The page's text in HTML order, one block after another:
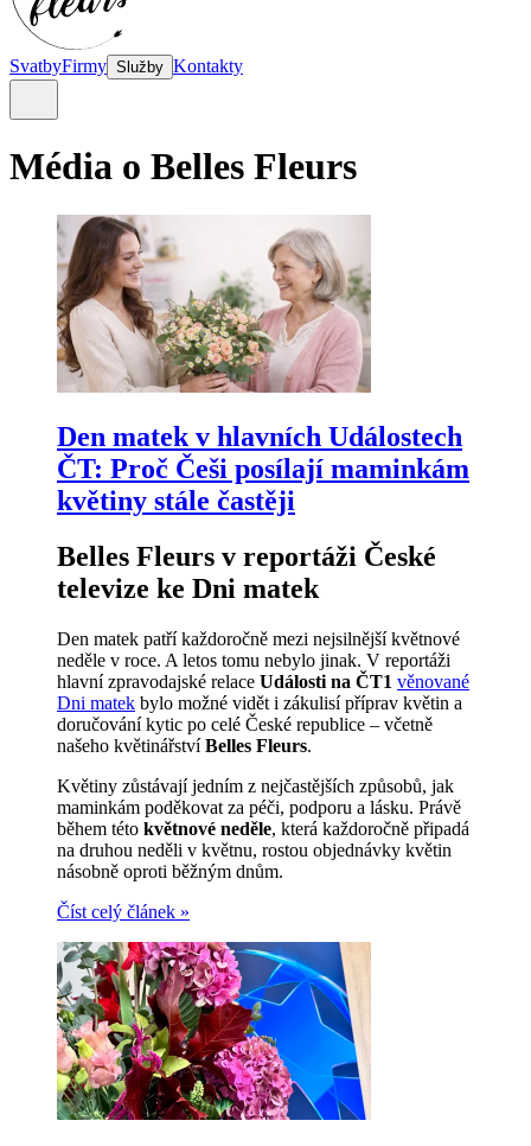
SvatbyFirmy Služby Kontakty
Média o Belles Fleurs
Den matek v hlavních Událostech
ČT: Proč Češi posílají maminkám
květiny stále častěji
Belles Fleurs v reportáži České
televize ke Dni matek
Den matek patří každoročně mezi nejsilnější květnové
neděle v roce. A letos tomu nebylo jinak. V reportáži
hlavní zpravodajské relace Události na ČT1 věnované
Dni matek bylo možné vidět i zákulisí příprav květin a
doručování kytic po celé České republice – včetně
našeho květinářstvíBelles Fleurs.
Květiny zůstávají jedním z nejčastějších způsobů, jak
maminkám poděkovat za péči, podporu a lásku. Právě
během této květnové neděle, která každoročně připadá
na druhou neděli v květnu, rostou objednávky květin
násobně oproti běžným dnům.
Číst celý článek »